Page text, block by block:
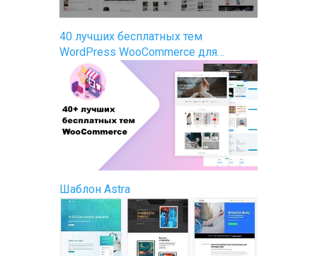
40 лучших бесплатных тем
WordPress WooCommerce для…
Шаблон Astra